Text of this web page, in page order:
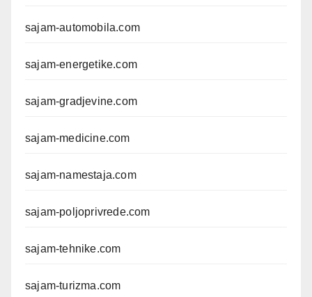
sajam-automobila.com
sajam-energetike.com
sajam-gradjevine.com
sajam-medicine.com
sajam-namestaja.com
sajam-poljoprivrede.com
sajam-tehnike.com
sajam-turizma.com